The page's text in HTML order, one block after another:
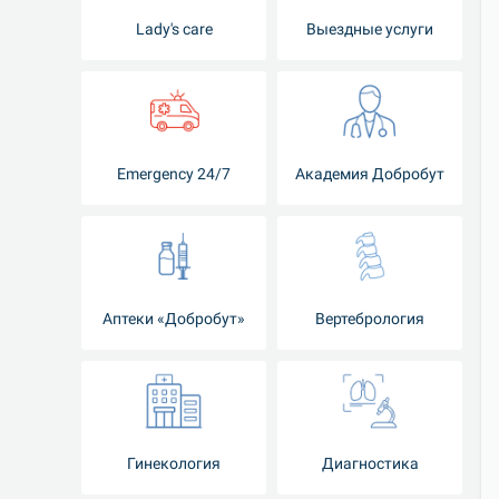
Lady's care Выездные услуги
Emergency 24/7 Академия Добробут
Аптеки «Добробут» Вертебрология
Гинекология Диагностика